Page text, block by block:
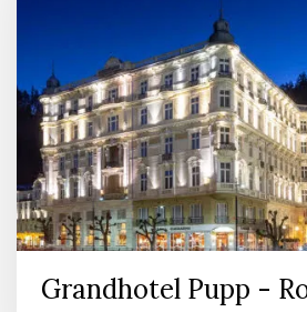
Grandhotel Pupp -